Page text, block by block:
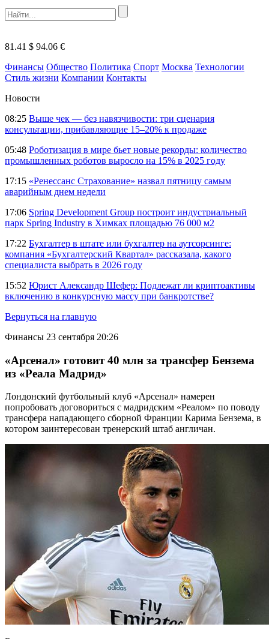
81.41 $ 94.06 €
Финансы Общество Политика Спорт Москва Технологии
Стиль жизни Компании Контакты
Новости
08:25 Выше чек — без навязчивости: три сценария
консультации, прибавляющие 15–20% к продаже
05:48 Роботизация в мире бьет новые рекорды: количество
промышленных роботов выросло на 15% в 2025 году
17:15 «Ренессанс Страхование» назвал пятницу самым
аварийным днем недели
17:06 Spring Development Group построит индустриальный
парк Spring Industry в Химках площадью 76 000 м2
17:22 Бухгалтер в штате или бухгалтер на аутсорсинге:
компания «Бухгалтерский Квартал» рассказала, какого
специалиста выбрать в 2026 году
15:52 Юрист Александр Шефер: Подлежат ли криптоактивы
включению в конкурсную массу при банкротстве?
Вернуться на главную
Финансы 23 сентября 20:26
«Арсенал» готовит 40 млн за трансфер Бензема
из «Реала Мадрид»
Лондонский футбольный клуб «Арсенал» намерен
попробовать договориться с мадридским «Реалом» по поводу
трансфера нападающего сборной Франции Карима Бензема, в
котором заинтересован тренерский штаб англичан.